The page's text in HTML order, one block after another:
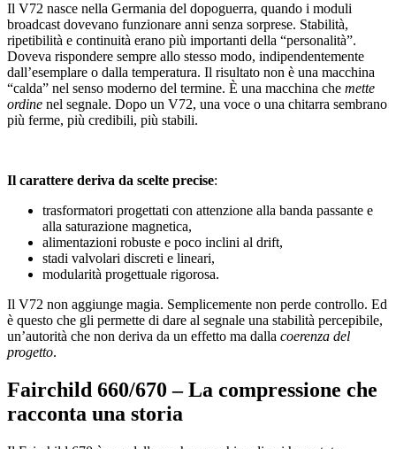
Il V72 nasce nella Germania del dopoguerra, quando i moduli
broadcast dovevano funzionare anni senza sorprese. Stabilità,
ripetibilità e continuità erano più importanti della “personalità”.
Doveva rispondere sempre allo stesso modo, indipendentemente
dall’esemplare o dalla temperatura. Il risultato non è una macchina
“calda” nel senso moderno del termine. È una macchina che mette
ordine nel segnale. Dopo un V72, una voce o una chitarra sembrano
più ferme, più credibili, più stabili.
Il carattere deriva da scelte precise:
trasformatori progettati con attenzione alla banda passante e
alla saturazione magnetica,
alimentazioni robuste e poco inclini al drift,
stadi valvolari discreti e lineari,
modularità progettuale rigorosa.
Il V72 non aggiunge magia. Semplicemente non perde controllo. Ed
è questo che gli permette di dare al segnale una stabilità percepibile,
un’autorità che non deriva da un effetto ma dalla coerenza del
progetto.
Fairchild 660/670 – La compressione che
racconta una storia